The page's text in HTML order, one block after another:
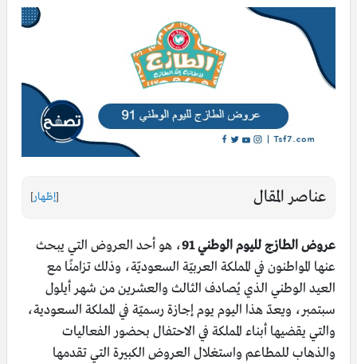
عناصر المقال [إظهار]
عروض الطازج لليوم الوطني 91
، هو أحد العروض التي يبحث
عنها المواطنون في المملكة العربيّة السعوديّة، وذلك تزامنًا مع
العيد الوطني الذي يُصادف الثالث والعشرين من شهر أيلول
سبتمبر، ويعدّ هذا اليوم يوم إجازة رسميّة في المملكة السعودية،
والتي يقضيها أبناء المملكة في الاحتفال بحضور الفعاليات
والذهاب للمطاعم واستغلال العروض الكبيرة التي تقدمها